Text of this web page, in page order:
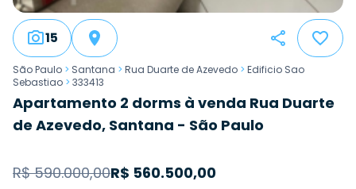
15
São Paulo > Santana > Rua Duarte de Azevedo > Edificio Sao
Sebastiao > 333413
Apartamento 2 dorms à venda Rua Duarte
de Azevedo, Santana - São Paulo
R$590.000,00R$ 560.500,00